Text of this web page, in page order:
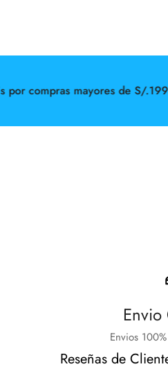
compras mayores de S/.199
Envios
Reseñas de